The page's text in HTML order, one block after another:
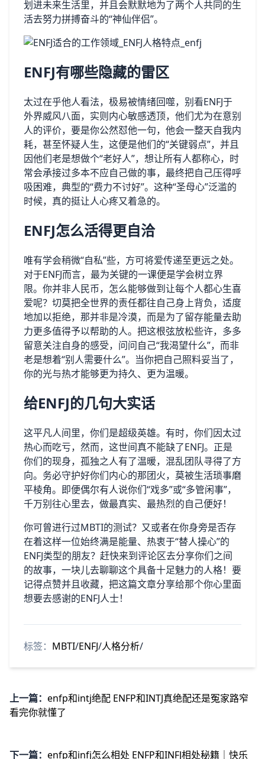
划进未来生活里，并且会默默地为了两个人共同的生
活去努力拼搏奋斗的“神仙伴侣”。
ENFJ有哪些隐藏的雷区
太过在乎他人看法，极易被情绪回噬，别看ENFJ于
外界威风八面，实则内心敏感透顶，他们尤为在意别
人的评价，要是你公然怼他一句，他会一整天自我内
耗，甚至怀疑人生，这便是他们的“关键弱点”，并且
因他们老是想做个“老好人”，想让所有人都称心，时
常会承接过多本不应自己做的事，最终把自己压得呼
吸困难，典型的“费力不讨好”。这种“圣母心”泛滥的
时候，真的挺让人心疼又着急的。
ENFJ怎么活得更自洽
唯有学会稍微“自私”些，方可将爱传递至更远之处。
对于ENFJ而言，最为关键的一课便是学会树立界
限。你并非人民币，怎么能够做到让每个人都心生喜
爱呢？切莫把全世界的责任都往自己身上背负，适度
地加以拒绝，那并非是冷漠，而是为了留存能量去助
力更多值得予以帮助的人。把这根弦放松些许，多多
留意关注自身的感受，问问自己“我渴望什么”，而非
老是想着“别人需要什么”。当你把自己照料妥当了，
你的光与热才能够更为持久、更为温暖。
给ENFJ的几句大实话
这平凡人间里，你们是超级英雄。有时，你们因太过
热心而吃亏，然而，这世间真不能缺了ENFJ。正是
你们的现身，孤独之人有了温暖，混乱团队寻得了方
向。务必守护好你们内心的那团火，莫被生活琐事磨
平棱角。即便偶尔有人说你们“戏多”或“多管闲事”，
千万别往心里去，做最真实、最热烈的自己便好！
你可曾进行过MBTI的测试？又或者在你身旁是否存
在着这样一位始终满是能量、热衷于“替人操心”的
ENFJ类型的朋友？赶快来到评论区去分享你们之间
的故事，一块儿去聊聊这个具备十足魅力的人格！要
记得点赞并且收藏，把这篇文章分享给那个你心里面
想要去感谢的ENFJ人士！
标签： MBTI/ENFJ/人格分析/
上一篇： enfp和intj绝配 ENFP和INTJ真绝配还是冤家路窄
看完你就懂了
下一篇： enfp和infj怎么相处 ENFP和INFJ相处秘籍｜快乐